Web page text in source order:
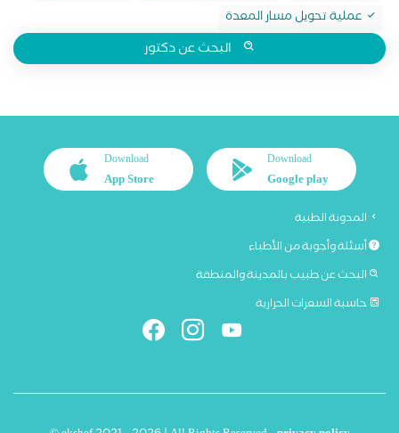
عملية تحويل مسار المعدة
البحث عن دكتور
Download
Google play
Download
App Store
المدونة الطبية
أسئلة وأجوبة من الأطباء
البحث عن طبيب بالمدينة والمنطقة
حاسبة السعرات الحرارية